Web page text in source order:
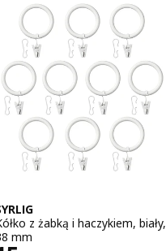
z żabką i haczykiem, biały,
mm